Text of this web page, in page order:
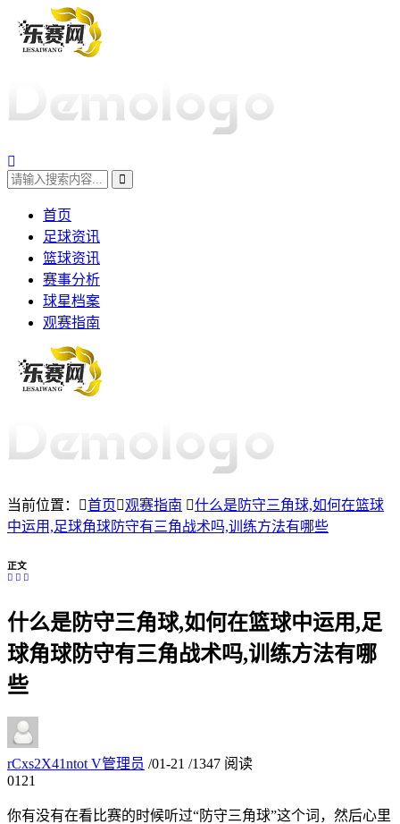
首页
足球资讯
篮球资讯
赛事分析
球星档案
观赛指南
当前位置： 首页 观赛指南
什么是防守三角球,如何在篮球
中运用,足球角球防守有三角战术吗,训练方法有哪些
正文
什么是防守三角球,如何在篮球中运用,足
球角球防守有三角战术吗,训练方法有哪
些
rCxs2X41ntot V管理员 /01-21 /1347 阅读
01 21
你有没有在看比赛的时候听过“防守三角球”这个词，然后心里